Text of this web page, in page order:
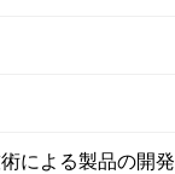
による製品の開